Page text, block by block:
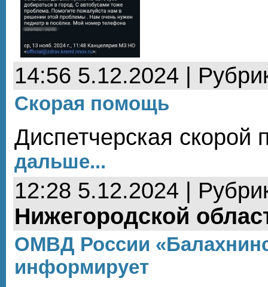
14:56 5.12.2024 |
Скорая помощь
Диспетчерская
дальше...
12:28 5.12.2024 |
Нижегородской
ОМВД России
информирует